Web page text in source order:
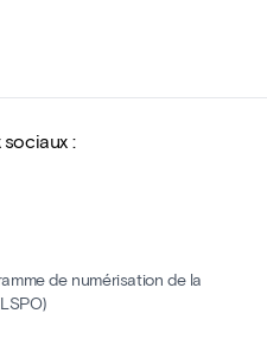
:
de numérisation de la